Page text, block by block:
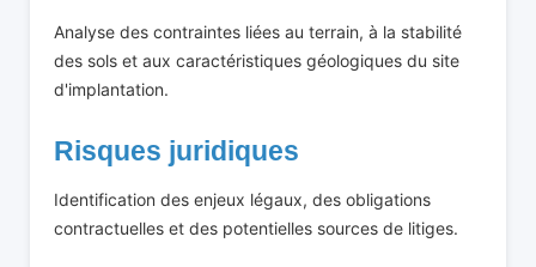
Analyse des contraintes liées au terrain, à la stabilité
des sols et aux caractéristiques géologiques du site
d'implantation.
Risques juridiques
Identification des enjeux légaux, des obligations
contractuelles et des potentielles sources de litiges.